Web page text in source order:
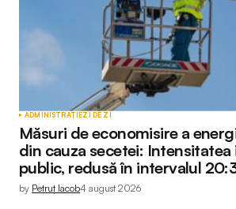
ADMINISTRAȚIEZI DE ZI
Măsuri de economisire a
din cauza secetei:
public, redusă în intervalul
by Petruț Iacob4 august 2026